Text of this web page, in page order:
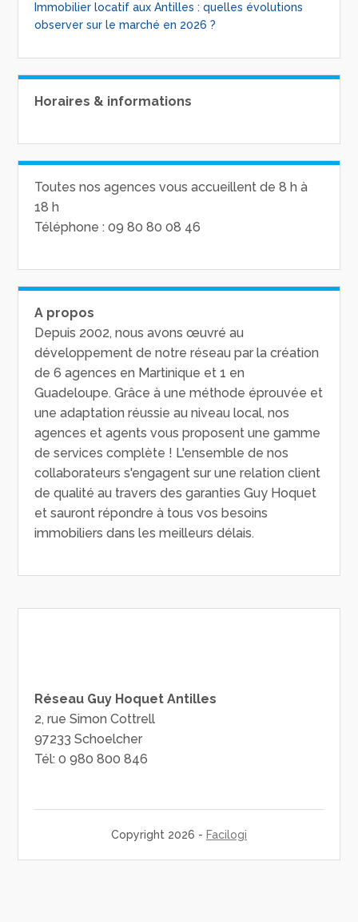
Immobilier locatif aux Antilles : quelles évolutions
observer sur le marché en 2026 ?
Horaires & informations
Toutes nos agences vous accueillent de 8 h à
18 h
Téléphone : 09 80 80 08 46
A propos
Depuis 2002, nous avons œuvré au
développement de notre réseau par la création
de 6 agences en Martinique et 1 en
Guadeloupe. Grâce à une méthode éprouvée et
une adaptation réussie au niveau local, nos
agences et agents vous proposent une gamme
de services complète ! L'ensemble de nos
collaborateurs s'engagent sur une relation client
de qualité au travers des garanties Guy Hoquet
et sauront répondre à tous vos besoins
immobiliers dans les meilleurs délais.
Réseau Guy Hoquet Antilles
2, rue Simon Cottrell
97233 Schoelcher
Tél: 0 980 800 846
Copyright 2026 - Facilogi